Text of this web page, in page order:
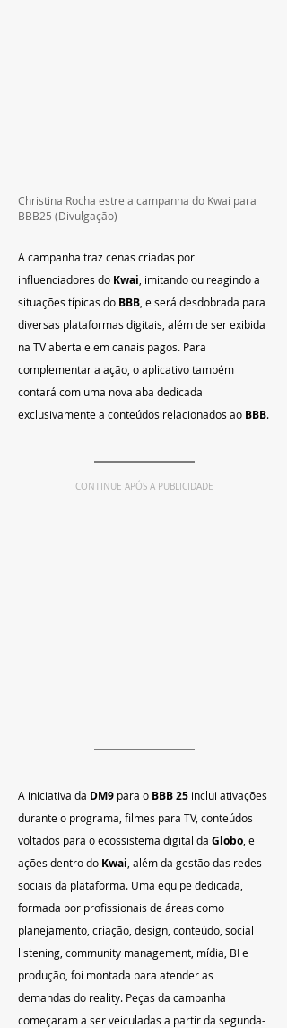
Christina Rocha estrela campanha do Kwai para
BBB25 (Divulgação)
A campanha traz cenas criadas por
influenciadores do Kwai , imitando ou reagindo a
situações típicas do BBB , e será desdobrada para
diversas plataformas digitais, além de ser exibida
na TV aberta e em canais pagos. Para
complementar a ação, o aplicativo também
contará com uma nova aba dedicada
exclusivamente a conteúdos relacionados ao BBB.
CONTINUE APÓS A PUBLICIDADE
A iniciativa da DM9 para o BBB 25 inclui ativações
durante o programa, filmes para TV, conteúdos
voltados para o ecossistema digital da Globo , e
ações dentro do Kwai , além da gestão das redes
sociais da plataforma. Uma equipe dedicada,
formada por profissionais de áreas como
planejamento, criação, design, conteúdo, social
listening, community management, mídia, BI e
produção, foi montada para atender as
demandas do reality. Peças da campanha
começaram a ser veiculadas a partir da segunda-